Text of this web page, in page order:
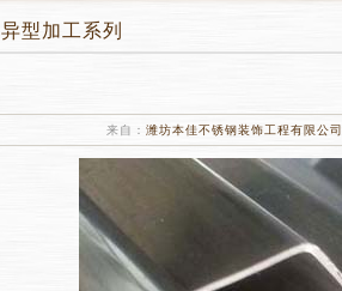
异型加工系列
来自： 潍坊本佳不锈钢装饰工程有限公司